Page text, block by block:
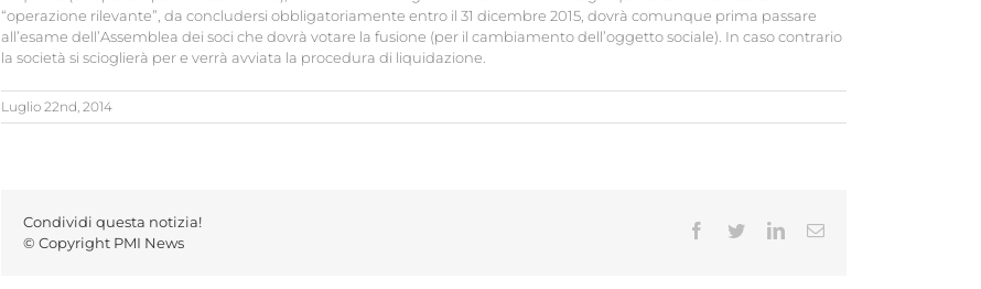
“operazione rilevante”, da concludersi obbligatoriamente entro il 31 dicembre 2015, dovrà comunque prima passare
all’esame dell’Assemblea dei soci che dovrà votare la fusione (per il cambiamento dell’oggetto sociale). In caso contrario
la società si scioglierà per e verrà avviata la procedura di liquidazione.
Luglio 22nd, 2014
Condividi questa notizia!
© Copyright PMI News
Facebook
TwitterLinkedInEmail